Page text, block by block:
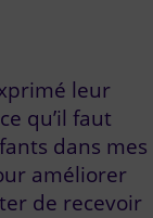
leur
qu’il faut
dans mes
améliorer
de recevoir